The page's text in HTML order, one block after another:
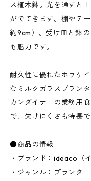
ス植木鉢。光を通すと
がでてきます。棚やテ
約9cm）。受け皿と鉢
も魅力です。
耐久性に優れたホウケ
なミルクガラスプラン
カンダイナーの業務用
で、欠けにくさも特長で
●商品の情報
・ブランド：ideaco（
・ジャンル：プランタ